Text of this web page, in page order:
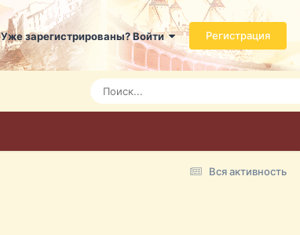
Уже зарегистрированы? Войти Регистрация
Вся активность